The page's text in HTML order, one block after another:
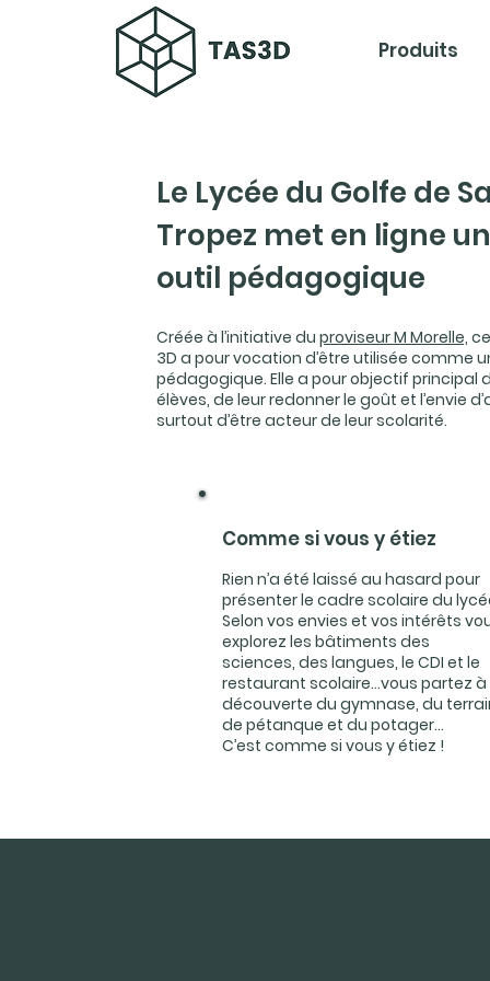
Produits
Le Lycée du Golfe de
Tropez met en ligne
outil pédagogique
Créée à l’initiative du proviseur M Morelle,
3D a pour vocation d’être utilisée comme
pédagogique. Elle a pour objectif principal
élèves, de leur redonner le goût et l’envie
surtout d’être acteur de leur scolarité.
Comme si vous y étiez
Rien n’a été laissé au hasard pour
présenter le cadre scolaire du
Selon vos envies et vos intérêts
explorez les bâtiments des
sciences, des langues, le CDI et le
restaurant scolaire…vous partez à
découverte du gymnase, du
de pétanque et du potager…
C’est comme si vous y étiez !